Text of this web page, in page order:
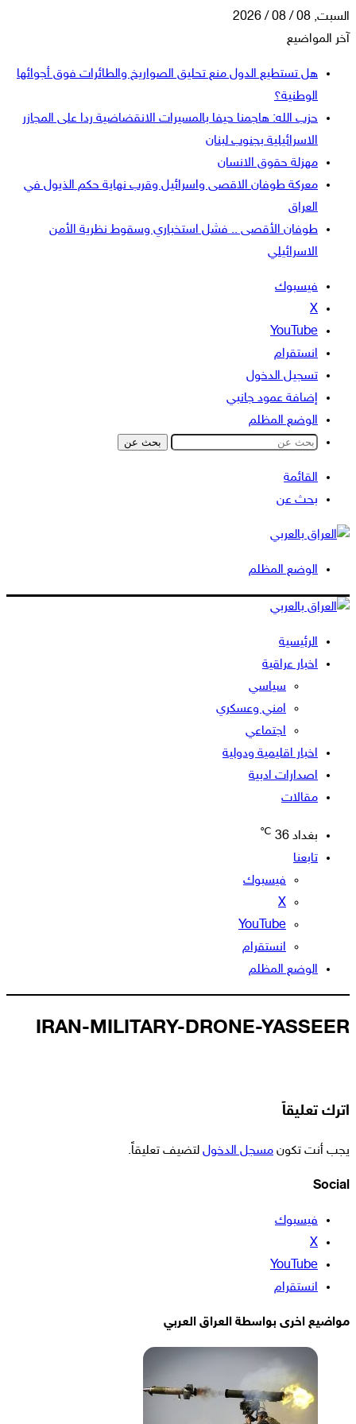
السبت, 08 / 08 / 2026
آخر المواضيع
هل تستطيع الدول منع تحليق الصواريخ والطائرات فوق أجوائها
الوطنية؟
حزب الله: هاجمنا حيفا بالمسيرات الانقضاضية ردا على المجازر
الاسرائيلية بجنوب لبنان
مهزلة حقوق الانسان
معركة طوفان الاقصى واسرائيل وقرب نهاية حكم الذيول في
العراق
طوفان الأقصى .. فشل استخباري وسقوط نظرية الأمن
الاسرائيلي
فيسبوك
‫X
‫YouTube
انستقرام
تسجيل الدخول
إضافة عمود جانبي
الوضع المظلم
بحث عن
القائمة
بحث عن
الوضع المظلم
الرئيسية
اخبار عراقية
سياسي
امني وعسكري
اجتماعي
اخبار اقليمية ودولية
اصدارات ادبية
مقالات
بغداد 36
℃
تابعنا
فيسبوك
‫X
‫YouTube
انستقرام
الوضع المظلم
IRAN-MILITARY-DRONE-YASSEER
اترك تعليقاً
يجب أنت تكون مسجل الدخول لتضيف تعليقاً.
Social
فيسبوك
‫X
‫YouTube
انستقرام
مواضيع اخرى بواسطة العراق العربي